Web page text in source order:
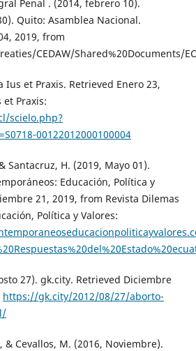
Penal . (2014, febrero 10).
Quito: Asamblea Nacional.
2019, from
CEDAW/Shared%20Documents/
Ius et Praxis. Retrieved Enero 23,
et Praxis:
scielo.php?
00122012000100004
Santacruz, H. (2019, Mayo 01).
Educación, Política y
21, 2019, from Revista Dilemas
Política y Valores:
27). gk.city. Retrieved Diciembre
https://gk.city/2012/08/27/aborto-
& Cevallos, M. (2016, Noviembre).